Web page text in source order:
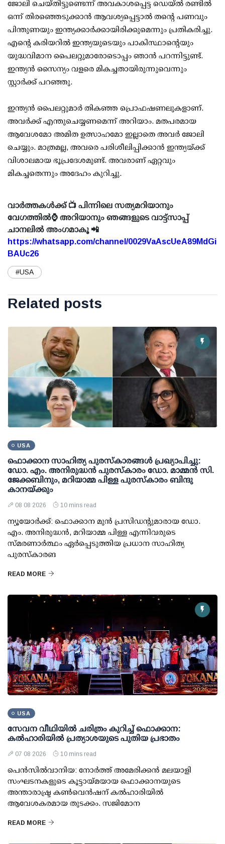
ജോലി ചെയ്തിട്ടുണ്ടെന്ന് അവകാശപ്പെട്ട ഡെയ്ല്‍ രണ്ടില്‍
ഒന്ന് തിരഞ്ഞെടുക്കാന്‍ ആവശ്യപ്പെട്ടാല്‍ തന്റെ പണവും
പിന്തുണയും ഇന്ത്യക്കാര്‍ക്കായിരിക്കുമെന്നും പ്രതികരിച്ചു.
എന്റെ കരിയറില്‍ ഇന്ത്യയുടെയും പാകിസ്ഥാന്റെയും
യുദ്ധവിമാന പൈലറ്റുമാരോടൊപ്പം ഞാന്‍ പറന്നിട്ടുണ്ട്.
ഇന്ത്യന്‍ സൈന്യം വളരെ മികച്ചതായിരുന്നുവെന്നും
സ്റ്റാര്‍ക്ക് പറഞ്ഞു.
ഇന്ത്യന്‍ പൈലറ്റുമാര്‍ തികഞ്ഞ പ്രൊഫഷണലുകളാണ്.
അവര്‍ക്ക് എന്തുചെയ്യണമെന്ന് അറിയാം. മതപരമായ
ആവേശമോ അമിത ഉത്സാഹമോ ഇല്ലാതെ അവര്‍ ജോലി
ചെയ്യും. മാത്രമല്ല, അവരെ പരിശീലിപ്പിക്കാന്‍ ഇന്ത്യയ്ക്ക്
വിശാലമായ ഭൂപ്രദേശമുണ്ട്. അവരാണ് ഏറ്റവും
മികച്ചതെന്നും അദേഹം കുറിച്ചു.
വാർത്തകൾക്ക് 📺 പിന്നിലെ സത്യമറിയാനും
വേഗത്തിൽ⌚ അറിയാനും ഞങ്ങളുടെ വാട്ട്സാപ്പ്
ചാനലിൽ അംഗമാകൂ 📲
https://whatsapp.com/channel/0029VaAscUeA89MdGi
BAUc26
#USA
Related posts
USA
ഫൊക്കാന സാഹിത്യ പുരസ്‌കാരങ്ങള്‍ പ്രഖ്യാപിച്ചു:
ഡോ. എം. അനിരുദ്ധന്‍ പുരസ്‌കാരം ഡോ. മാമ്മന്‍ സി.
ജേക്കബിനും, മറിയാമ്മ പിള്ള പുരസ്‌കാരം ബിന്ദു
കാനയ്ക്കും
08 08 2026 10 mins read
ന്യൂയോര്‍ക്ക്: ഫൊക്കാന മുന്‍ പ്രസിഡന്റുമാരായ ഡോ.
എം. അനിരുദ്ധന്‍, മറിയാമ്മ പിള്ള എന്നിവരുടെ
സ്മരണാര്‍ത്ഥം ഏര്‍പ്പെടുത്തിയ പ്രധാന സാഹിത്യ
പുരസ്‌കാരങ
READ MORE
USA
സേവന വീഥിയില്‍ ചരിത്രം കുറിച്ച് ഫൊക്കാന:
കല്‍ഹാരിയില്‍ പ്രത്യാശയുടെ പുതിയ പ്രഭാതം
07 08 2026 10 mins read
പെന്‍സില്‍വാനിയ: നോര്‍ത്ത് അമേരിക്കന്‍ മലയാളി
സംഘടനകളുടെ കൂട്ടായ്മയായ ഫൊക്കാനയുടെ
അന്താരാഷ്ട്ര കണ്‍വെന്‍ഷന് കല്‍ഹാരിയില്‍
ആവേശകരമായ തുടക്കം. സജിമോന
READ MORE